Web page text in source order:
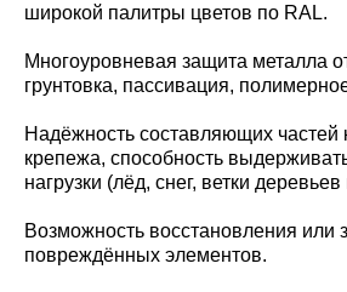
широкой палитры цветов по RAL.
Многоуровневая защита металла
грунтовка, пассивация,
Надёжность составляющих частей
крепежа, способность
нагрузки (лёд, снег, ветки деревьев
Возможность восстановления или
повреждённых элементов.